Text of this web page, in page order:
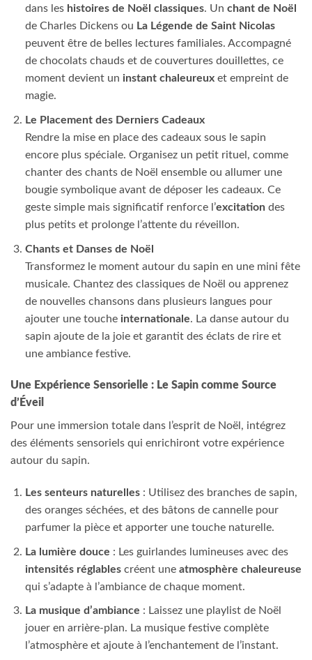
dans les histoires de Noël classiques. Un chant de Noël
de Charles Dickens ou La Légende de Saint Nicolas
peuvent être de belles lectures familiales. Accompagné
de chocolats chauds et de couvertures douillettes, ce
moment devient un instant chaleureuxet empreint de
magie.
Le Placement des Derniers Cadeaux
Rendre la mise en place des cadeaux sous le sapin
encore plus spéciale. Organisez un petit rituel, comme
chanter des chants de Noël ensemble ou allumer une
bougie symbolique avant de déposer les cadeaux. Ce
geste simple mais significatif renforce l’excitation des
plus petits et prolonge l’attente du réveillon.
Chants et Danses de Noël
Transformez le moment autour du sapin en une mini fête
musicale. Chantez des classiques de Noël ou apprenez
de nouvelles chansons dans plusieurs langues pour
ajouter une touche internationale. La danse autour du
sapin ajoute de la joie et garantit des éclats de rire et
une ambiance festive.
Une Expérience Sensorielle : Le Sapin comme Source
d’Éveil
Pour une immersion totale dans l’esprit de Noël, intégrez
des éléments sensoriels qui enrichiront votre expérience
autour du sapin.
Les senteurs naturelles: Utilisez des branches de sapin,
des oranges séchées, et des bâtons de cannelle pour
parfumer la pièce et apporter une touche naturelle.
La lumière douce : Les guirlandes lumineuses avec des
intensités réglablescréent une atmosphère chaleureuse
qui s’adapte à l’ambiance de chaque moment.
La musique d’ambiance : Laissez une playlist de Noël
jouer en arrière-plan. La musique festive complète
l’atmosphère et ajoute à l’enchantement de l’instant.